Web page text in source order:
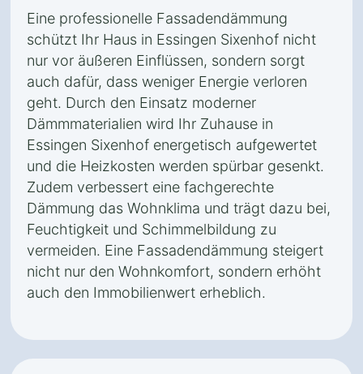
Eine professionelle Fassadendämmung
schützt Ihr Haus in Essingen Sixenhof nicht
nur vor äußeren Einflüssen, sondern sorgt
auch dafür, dass weniger Energie verloren
geht. Durch den Einsatz moderner
Dämmmaterialien wird Ihr Zuhause in
Essingen Sixenhof energetisch aufgewertet
und die Heizkosten werden spürbar gesenkt.
Zudem verbessert eine fachgerechte
Dämmung das Wohnklima und trägt dazu bei,
Feuchtigkeit und Schimmelbildung zu
vermeiden. Eine Fassadendämmung steigert
nicht nur den Wohnkomfort, sondern erhöht
auch den Immobilienwert erheblich.